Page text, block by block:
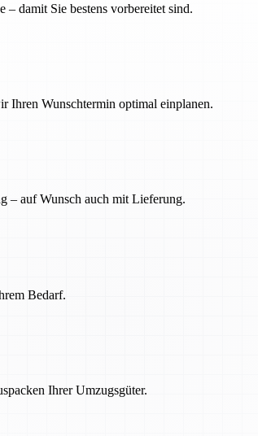
damit Sie bestens vorbereitet sind.
Ihren Wunschtermin optimal einplanen.
– auf Wunsch auch mit Lieferung.
Bedarf.
Ihrer Umzugsgüter.